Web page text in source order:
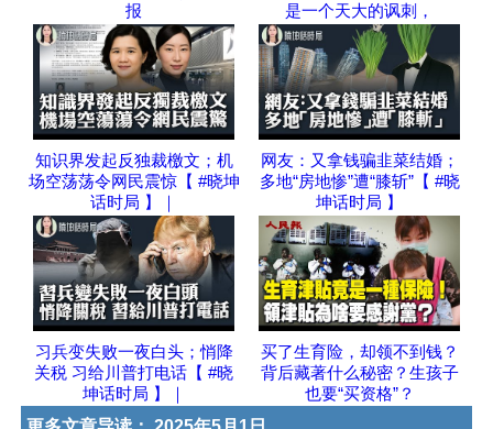
报
是一个天大的讽刺，
知识界发起反独裁檄文；机
场空荡荡令网民震惊【 #晓坤
话时局 】｜
网友：又拿钱骗韭菜结婚；
多地“房地惨”遭“膝斩”【 #晓
坤话时局 】
习兵变失败一夜白头；悄降
关税 习给川普打电话【 #晓
坤话时局 】｜
买了生育险，却领不到钱？
背后藏著什么秘密？生孩子
也要“买资格”？